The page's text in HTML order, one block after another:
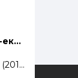
Дисципліна "Соціально-екологічні проблеми сучасного землеустрою"
Робоча програма курсу (2019)